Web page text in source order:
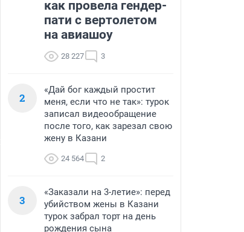
как провела гендер-
пати с вертолетом
на авиашоу
28 227 3
2
«Дай бог каждый простит
меня, если что не так»: турок
записал видеообращение
после того, как зарезал свою
жену в Казани
24 564 2
3
«Заказали на 3-летие»: перед
убийством жены в Казани
турок забрал торт на день
рождения сына